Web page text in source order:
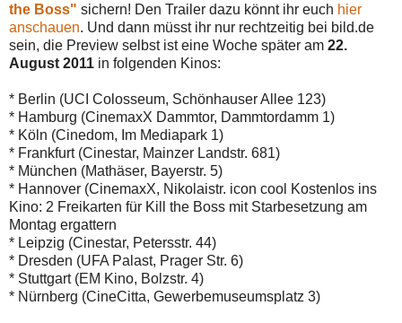
the Boss" sichern! Den Trailer dazu könnt ihr euch hier
anschauen. Und dann müsst ihr nur rechtzeitig bei bild.de
sein, die Preview selbst ist eine Woche später am 22.
August 2011 in folgenden Kinos:
* Berlin (UCI Colosseum, Schönhauser Allee 123)
* Hamburg (CinemaxX Dammtor, Dammtordamm 1)
* Köln (Cinedom, Im Mediapark 1)
* Frankfurt (Cinestar, Mainzer Landstr. 681)
* München (Mathäser, Bayerstr. 5)
* Hannover (CinemaxX, Nikolaistr. icon cool Kostenlos ins
Kino: 2 Freikarten für Kill the Boss mit Starbesetzung am
Montag ergattern
* Leipzig (Cinestar, Petersstr. 44)
* Dresden (UFA Palast, Prager Str. 6)
* Stuttgart (EM Kino, Bolzstr. 4)
* Nürnberg (CineCitta, Gewerbemuseumsplatz 3)